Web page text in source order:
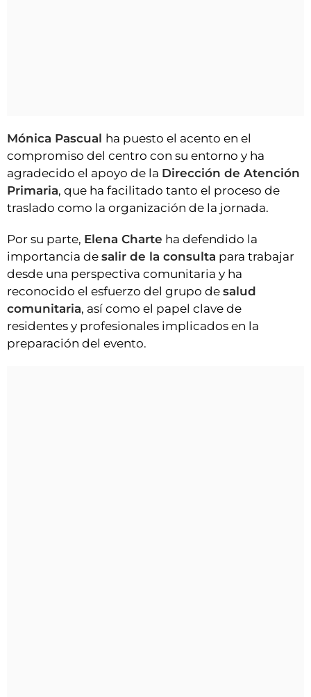
Mónica Pascual ha puesto el acento en el
compromiso del centro con su entorno y ha
agradecido el apoyo de la Dirección de Atención
Primaria, que ha facilitado tanto el proceso de
traslado como la organización de la jornada.
Por su parte, Elena Charte ha defendido la
importancia de salir de la consulta para trabajar
desde una perspectiva comunitaria y ha
reconocido el esfuerzo del grupo de salud
comunitaria, así como el papel clave de
residentes y profesionales implicados en la
preparación del evento.